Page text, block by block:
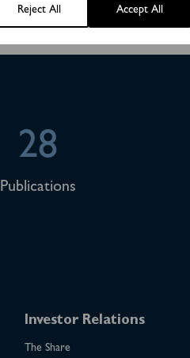
Reject All Accept All
28
Publications
Investor Relations
The Share